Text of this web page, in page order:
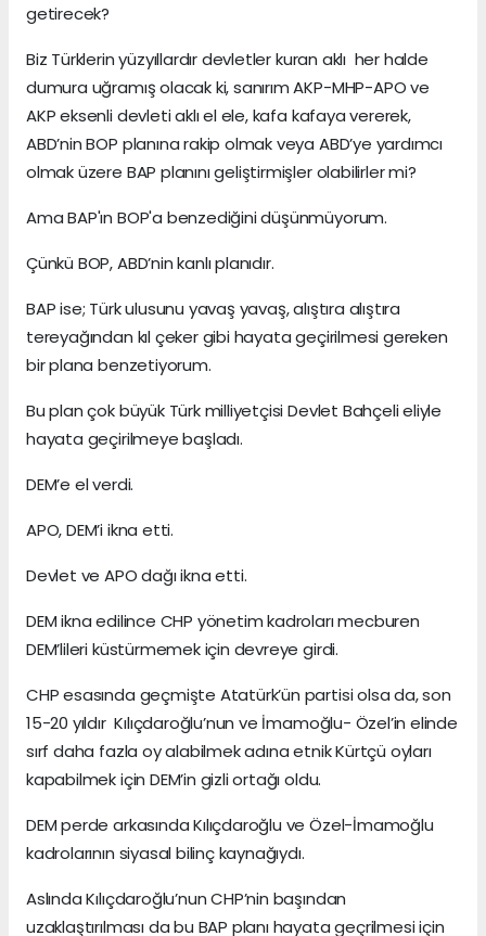
getirecek?
Biz Türklerin yüzyıllardır devletler kuran aklı her halde
dumura uğramış olacak ki, sanırım AKP-MHP-APO ve
AKP eksenli devleti aklı el ele, kafa kafaya vererek,
ABD’nin BOP planına rakip olmak veya ABD’ye yardımcı
olmak üzere BAP planını geliştirmişler olabilirler mi?
Ama BAP'ın BOP'a benzediğini düşünmüyorum.
Çünkü BOP, ABD’nin kanlı planıdır.
BAP ise; Türk ulusunu yavaş yavaş, alıştıra alıştıra
tereyağından kıl çeker gibi hayata geçirilmesi gereken
bir plana benzetiyorum.
Bu plan çok büyük Türk milliyetçisi Devlet Bahçeli eliyle
hayata geçirilmeye başladı.
DEM’e el verdi.
APO, DEM’i ikna etti.
Devlet ve APO dağı ikna etti.
DEM ikna edilince CHP yönetim kadroları mecburen
DEM’lileri küstürmemek için devreye girdi.
CHP esasında geçmişte Atatürk’ün partisi olsa da, son
15-20 yıldır Kılıçdaroğlu’nun ve İmamoğlu- Özel’in elinde
sırf daha fazla oy alabilmek adına etnik Kürtçü oyları
kapabilmek için DEM’in gizli ortağı oldu.
DEM perde arkasında Kılıçdaroğlu ve Özel-İmamoğlu
kadrolarının siyasal bilinç kaynağıydı.
Aslında Kılıçdaroğlu’nun CHP’nin başından
uzaklaştırılması da bu BAP planı hayata geçrilmesi için